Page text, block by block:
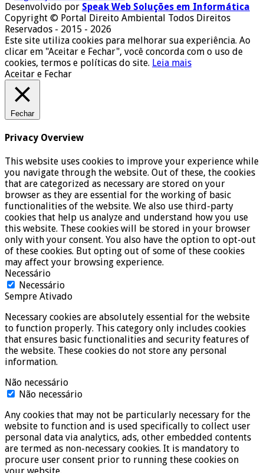
Desenvolvido por Speak Web Soluções em Informática
Copyright © Portal Direito Ambiental Todos Direitos
Reservados - 2015 - 2026
Este site utiliza cookies para melhorar sua experiência. Ao
clicar em "Aceitar e Fechar", você concorda com o uso de
cookies, termos e políticas do site. Leia mais
Aceitar e Fechar
Fechar
Privacy Overview
This website uses cookies to improve your experience while
you navigate through the website. Out of these, the cookies
that are categorized as necessary are stored on your
browser as they are essential for the working of basic
functionalities of the website. We also use third-party
cookies that help us analyze and understand how you use
this website. These cookies will be stored in your browser
only with your consent. You also have the option to opt-out
of these cookies. But opting out of some of these cookies
may affect your browsing experience.
Necessário
Necessário
Sempre Ativado
Necessary cookies are absolutely essential for the website
to function properly. This category only includes cookies
that ensures basic functionalities and security features of
the website. These cookies do not store any personal
information.
Não necessário
Não necessário
Any cookies that may not be particularly necessary for the
website to function and is used specifically to collect user
personal data via analytics, ads, other embedded contents
are termed as non-necessary cookies. It is mandatory to
procure user consent prior to running these cookies on